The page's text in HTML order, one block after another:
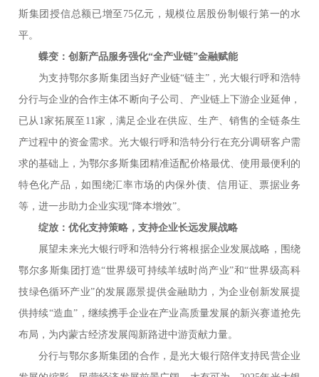
斯集团授信总额已增至75亿元，规模位居股份制银行第一的水
平。
蝶变：创新产品服务强化“全产业链”金融赋能
为支持鄂尔多斯集团当好产业链“链主”，光大银行呼和浩特
分行与企业的合作主体不断向子公司、产业链上下游企业延伸，
已从1家拓展至11家，满足企业在供应、生产、销售的全链条生
产过程中的资金需求。光大银行呼和浩特分行在充分调研客户需
求的基础上，为鄂尔多斯集团精准适配价格最优、使用最便利的
特色化产品，如围绕汇率市场的内保外债、信用证、票据业务
等，进一步助力企业实现“降本增效”。
绽放：优化支持策略，支持企业长远发展战略
展望未来光大银行呼和浩特分行将根据企业发展战略，围绕
鄂尔多斯集团打造“世界级可持续羊绒时尚产业”和“世界级高科
技绿色循环产业”的发展愿景提供金融助力，为企业创新发展提
供持续“造血”，继续携手企业在产业高质量发展的新兴赛道抢先
布局，为内蒙古经济发展闯新路进中游贡献力量。
分行与鄂尔多斯集团的合作，是光大银行陪伴支持民营企业